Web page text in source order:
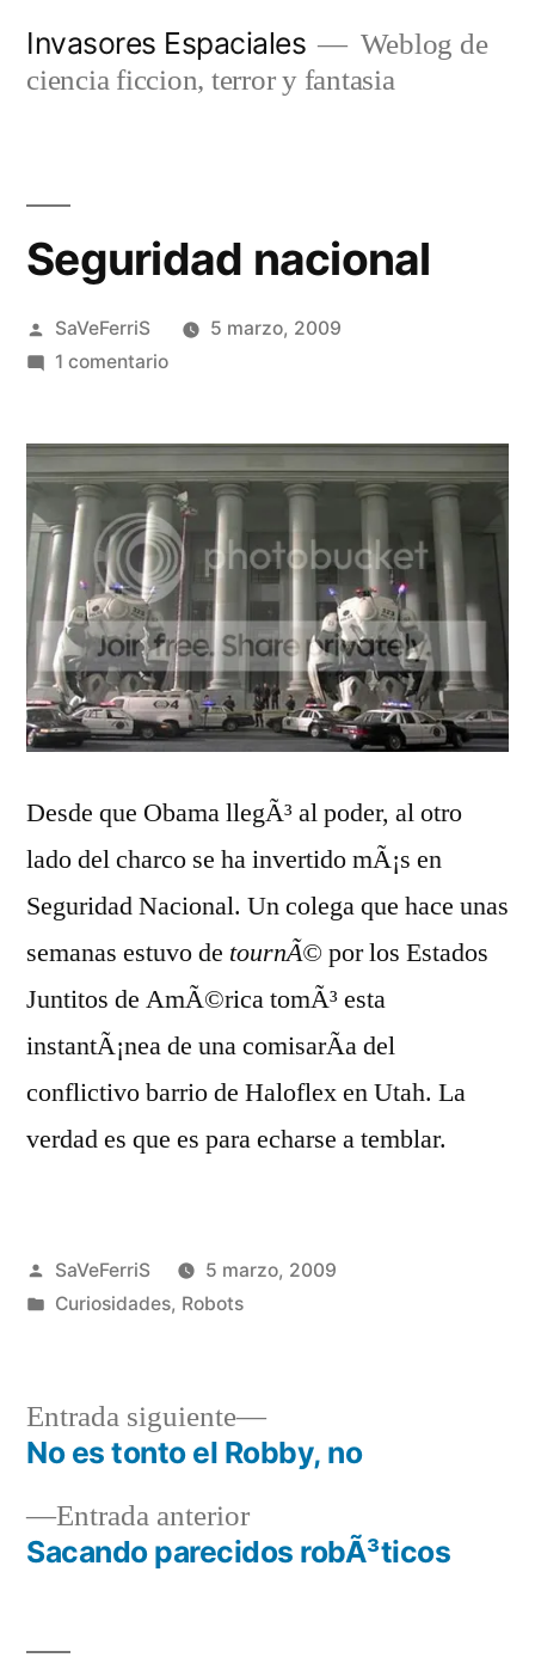
Invasores Espaciales
Weblog de
ciencia ficcion, terror y fantasia
Seguridad nacional
Publicado
por
SaVeFerriS
5 marzo, 2009
1 comentarioen
Desde que Obama llegÃ³ al poder, al otro
lado del charco se ha invertido mÃ¡s en
Seguridad Nacional. Un colega que hace unas
semanas estuvo de tournÃ© por los Estados
Juntitos de AmÃ©rica tomÃ³ esta
instantÃ¡nea de una comisarÃ­a del
conflictivo barrio de Haloflex en Utah. La
verdad es que es para echarse a temblar.
Publicado
por
SaVeFerriS
5 marzo, 2009
Publicado
Curiosidades, Robots
Navegación
de
entradas
Entrada anteriorEntrada
anterior:
Sacando parecidos robÃ³ticos
Entrada siguiente
Entrada
siguiente:
No es tonto el Robby, no